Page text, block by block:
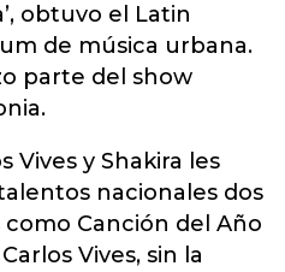
obtuvo el Latin
de música urbana.
parte del show
Vives y Shakira les
nacionales dos
Canción del Año
Vives, sin la